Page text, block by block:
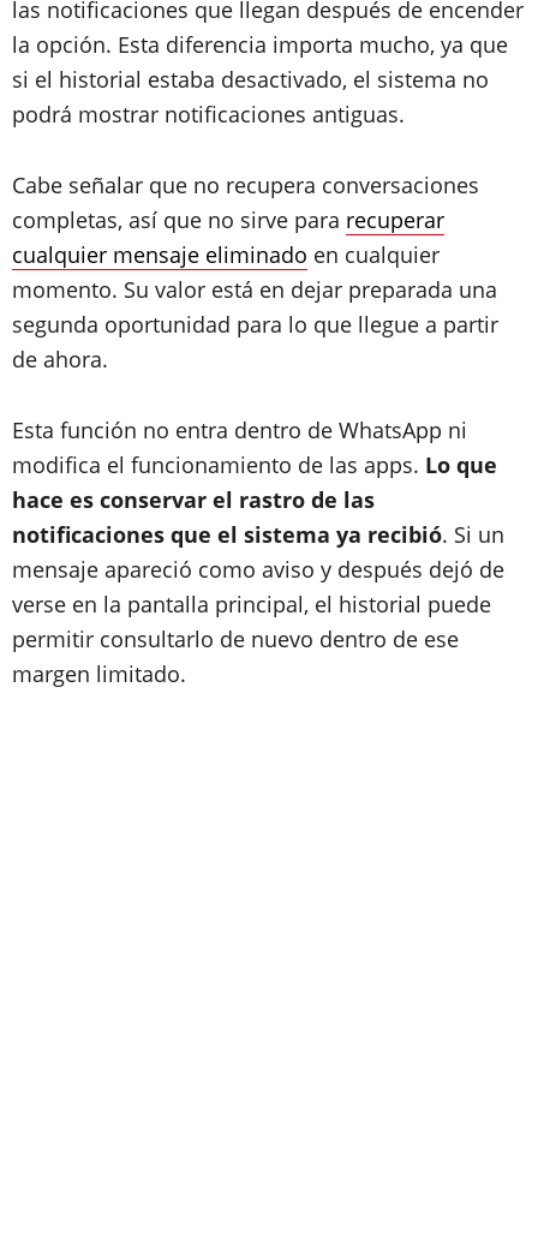
las notificaciones que llegan después de encender
la opción. Esta diferencia importa mucho, ya que
si el historial estaba desactivado, el sistema no
podrá mostrar notificaciones antiguas.
Cabe señalar que no recupera conversaciones
completas, así que no sirve para recuperar
cualquier mensaje eliminado en cualquier
momento. Su valor está en dejar preparada una
segunda oportunidad para lo que llegue a partir
de ahora.
Esta función no entra dentro de WhatsApp ni
modifica el funcionamiento de las apps. Lo que
hace es conservar el rastro de las
notificaciones que el sistema ya recibió. Si un
mensaje apareció como aviso y después dejó de
verse en la pantalla principal, el historial puede
permitir consultarlo de nuevo dentro de ese
margen limitado.